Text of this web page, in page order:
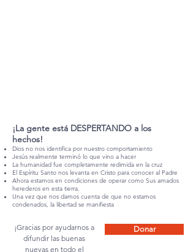
¡La gente está DESPERTANDO a los
hechos!
Dios no nos identifica por nuestro comportamiento
Jesús realmente terminó lo que vino a hacer
La humanidad fue completamente redimida en la cruz
El Espíritu Santo nos levanta en Cristo para conocer al Padre
Ahora estamos en condiciones de operar como Sus amados
herederos en esta tierra.
Una vez que nos damos cuenta de que no estamos
condenados, la libertad se manifiesta
¡Gracias por ayudarnos a
difundir las buenas
nuevas en todo el
Donar